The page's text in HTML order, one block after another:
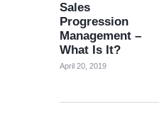
Sales
Progression
Management –
What Is It?
April 20, 2019